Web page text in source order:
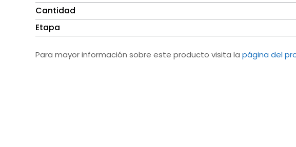
Cantidad
Etapa
Para mayor información sobre este producto visita la página del